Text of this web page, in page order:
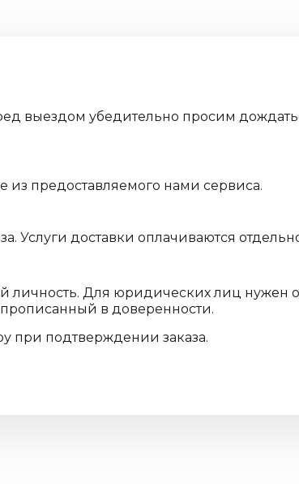
выездом убедительно просим
предоставляемого нами сервиса.
Услуги доставки оплачиваются
личность. Для юридических лиц нужен
в доверенности.
при подтверждении заказа.